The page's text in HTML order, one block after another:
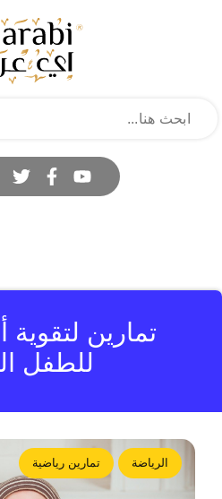
تمارين
للطفل
الرياضة تمارين رياضية